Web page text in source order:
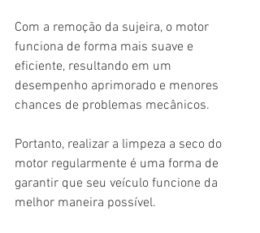
Com a remoção da sujeira, o motor
funciona de forma mais suave e
eficiente, resultando em um
desempenho aprimorado e menores
chances de problemas mecânicos.
Portanto, realizar a limpeza a seco do
motor regularmente é uma forma de
garantir que seu veículo funcione da
melhor maneira possível.